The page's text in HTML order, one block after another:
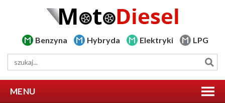
Benzyna Hybryda Elektryki LPG
MENU